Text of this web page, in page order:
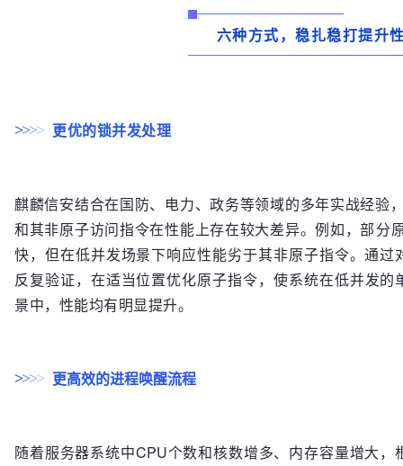
六种方式，稳扎稳打提升
>>>> 更优的锁并发处理
麒麟信安结合在国防、 电力、政务等领域的多年实战经验
和其非原子访问指令在性能上存在较大差异。例如，部分
快，但在低并发场景下响应性能劣于其非原子指令。通
反复验证，在适当位置优化原子指令，使系统在低并发的
景中，性能均有明显提升。
>>>> 更高效的进程唤醒流程
随着服务器系统中CPU个数和核数增多、内存容量增大